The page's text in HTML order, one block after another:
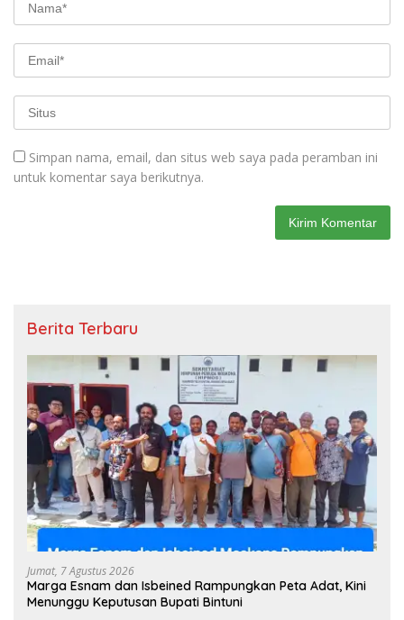
Simpan nama, email, dan situs web saya pada peramban ini
untuk komentar saya berikutnya.
Berita Terbaru
Jumat, 7 Agustus 2026
Marga Esnam dan Isbeined Rampungkan Peta Adat, Kini
Menunggu Keputusan Bupati Bintuni